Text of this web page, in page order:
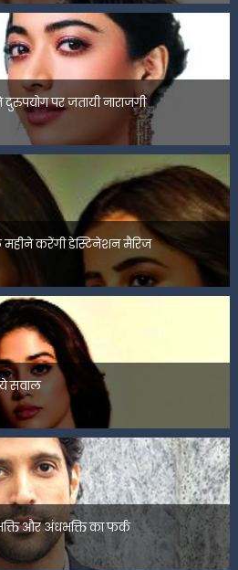
पर जतायी नाराजगी
करेंगी डेस्टिनेशन मैरिज
सवाल
और अंधभक्ति का फर्क